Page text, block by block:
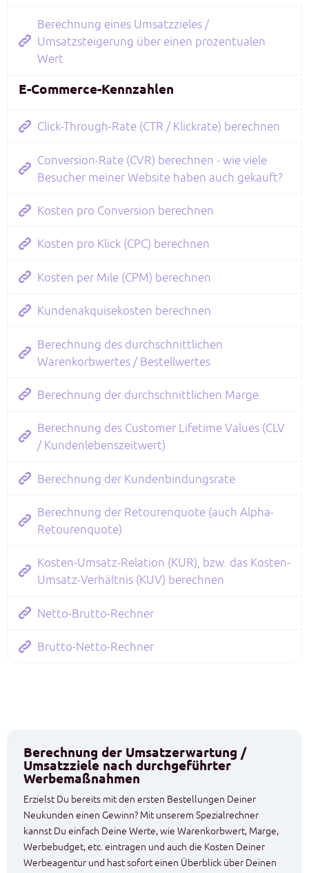
Berechnung eines Umsatzzieles /
Umsatzsteigerung über einen prozentualen
Wert
E-Commerce-Kennzahlen
Click-Through-Rate (CTR / Klickrate) berechnen
Conversion-Rate (CVR) berechnen - wie viele
Besucher meiner Website haben auch gekauft?
Kosten pro Conversion berechnen
Kosten pro Klick (CPC) berechnen
Kosten per Mile (CPM) berechnen
Kundenakquisekosten berechnen
Berechnung des durchschnittlichen
Warenkorbwertes / Bestellwertes
Berechnung der durchschnittlichen Marge
Berechnung des Customer Lifetime Values (CLV
/ Kundenlebenszeitwert)
Berechnung der Kundenbindungsrate
Berechnung der Retourenquote (auch Alpha-
Retourenquote)
Kosten-Umsatz-Relation (KUR), bzw. das Kosten-
Umsatz-Verhältnis (KUV) berechnen
Netto-Brutto-Rechner
Brutto-Netto-Rechner
Berechnung der Umsatzerwartung /
Umsatzziele nach durchgeführter
Werbemaßnahmen
Erzielst Du bereits mit den ersten Bestellungen Deiner
Neukunden einen Gewinn? Mit unserem Spezialrechner
kannst Du einfach Deine Werte, wie Warenkorbwert, Marge,
Werbebudget, etc. eintragen und auch die Kosten Deiner
Werbeagentur und hast sofort einen Überblick über Deinen